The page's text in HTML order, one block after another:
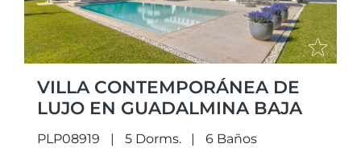
VILLA CONTEMPORÁNEA DE
LUJO EN GUADALMINA BAJA
PLP08919 5 Dorms.
6 Baños